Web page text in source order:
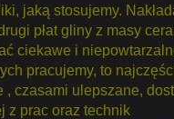
jaką stosujemy.
płat gliny z masy
ciekawe i
pracujemy, to
, czasami ulepszane,
z prac oraz technik